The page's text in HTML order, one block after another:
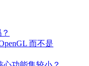
而不是